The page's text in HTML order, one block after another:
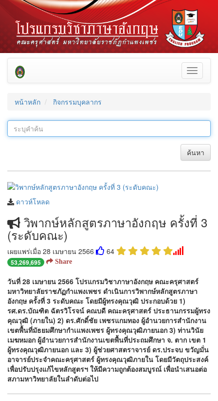
Toggle
หน้าหลัก กิจกรรมบุคลากร
ค้นหา
ดาวห์โหลด
วิพากษ์หลักสูตรภาษาอังกฤษ ครั้งที่ 3
(ระดับคณะ)
เผยแพร่เมื่อ 28 เมษายน 2566 64
53,269,695 Share
วันที่ 28 เมษายน 2566 โปรแกรมวิชาภาษาอังกฤษ คณะครุศาสตร์
มหาวิทยาลัยราชภัฏกำแพงเพชร ดำเนินการวิพากษ์หลักสูตรภาษา
อังกฤษ ครั้งที่ 3 ระดับคณะ โดยมีผู้ทรงคุณวุฒิ ประกอบด้วย 1)
รศ.ดร.บัณฑิต ฉัตรวิโรจน์ คณบดี คณะครุศาสตร์ ประธานกรรมผู้ทรง
คุณวุฒิ (ภายใน) 2) ดร.ศักดิ์ชัย เพชรแกมทอง ผู้อำนวยการสำนักงาน
เขตพื้นที่มัธยมศึกษากำเแพงเพชร ผู้ทรงคุณวุฒิภายนอก 3) ท่านวินัย
เมฆหมอก ผู้อำนวยการสำนักงานเขตพื้นที่ประถมศึกษา จ. ตาก เขต 1
ผู้ทรงคุณวุฒิภายนอก และ 3) ผู้ช่วยศาสตราจารย์ ดร.ประจบ ขวัญมั่น
อาจารย์ประจำคณะครุศาสตร์ ผู้ทรงคุณวุฒิภายใน โดยมีวัตถุประสงค์
เพื่อปรับปรุงแก้ไขหลักสูตรฯ ให้มีความถูกต้องสมบูรณ์ เพื่อนำเสนอต่อ
สภามหาวิทยาลัยในลำดับต่อไป